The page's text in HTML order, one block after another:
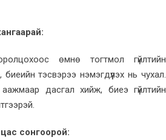
өмнө тогтмол гүйлтийн
тэсвэрээ нэмэгдүүлэх нь чухал.
дасгал хийж, биеэ гүйлтийн
сонгоорой: